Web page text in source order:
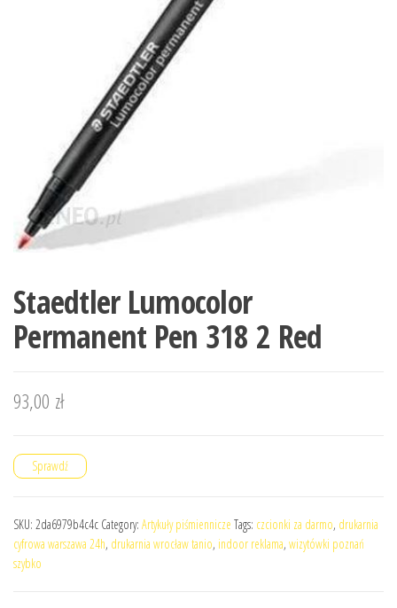
Staedtler Lumocolor
Permanent Pen 318 2 Red
93,00 zł
Sprawdź
SKU: 2da6979b4c4c Category: Artykuły piśmiennicze Tags: czcionki za darmo, drukarnia
cyfrowa warszawa 24h, drukarnia wrocław tanio, indoor reklama, wizytówki poznań
szybko